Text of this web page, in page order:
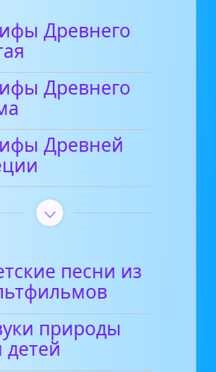
Древнего
Древнего
Древней
песни из
природы
детей